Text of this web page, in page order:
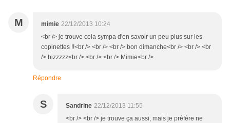
M mimie 22/12/2013 10:24
<br /> je trouve cela sympa d'en savoir un peu plus sur les
copinettes !!<br /> <br /> <br /> bon dimanche<br /> <br /> <br
/> bizzzzz<br /> <br /> <br /> Mimie<br />
Répondre
S Sandrine 22/12/2013 11:55
<br /> <br /> je trouve ça aussi, mais je préfère ne